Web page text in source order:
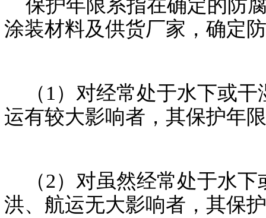
保护年限系指在确定的防
涂装材料及供货厂家，确定
（1）对经常处于水下或干
运有较大影响者，其保护年
（2）对虽然经常处于水下
洪、航运无大影响者，其保